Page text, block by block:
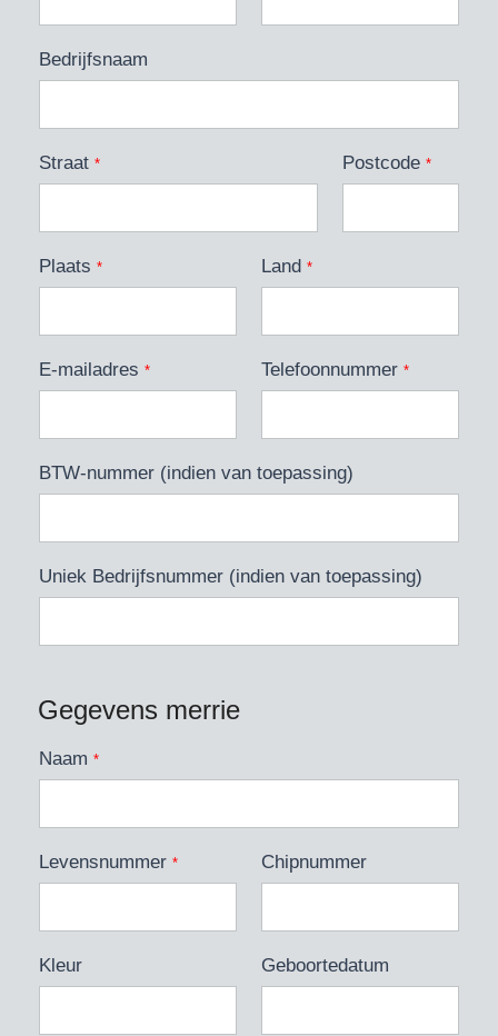
Bedrijfsnaam
Straat * Postcode*
Plaats * Land *
E-mailadres * Telefoonnummer *
BTW-nummer (indien van toepassing)
Uniek Bedrijfsnummer (indien van toepassing)
Gegevens merrie
Naam *
Levensnummer * Chipnummer
Kleur Geboortedatum